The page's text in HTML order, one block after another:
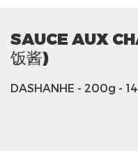
SAUCE AUX
饭酱)
DASHANHE - 200g -